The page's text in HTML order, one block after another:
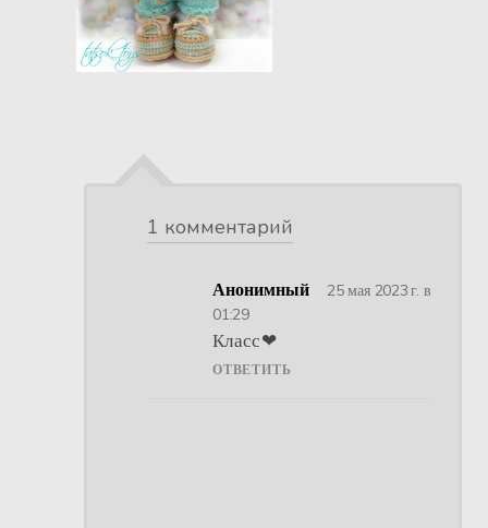
1 комментарий
Анонимный
25 мая 2023 г. в
01:29
Класс❤
ОТВЕТИТЬ